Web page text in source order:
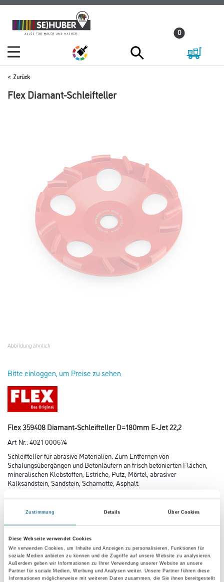
Zustimmung Details Über Cookies
Diese Webseite verwendet Cookies
Wir verwenden Cookies, um Inhalte und Anzeigen zu personalisieren, Funktionen für
soziale Medien anbieten zu können und die Zugriffe auf unsere Website zu analysieren.
Außerdem geben wir Informationen zu Ihrer Verwendung unserer Website an unsere
Partner für soziale Medien, Werbung und Analysen weiter. Unsere Partner führen diese
Informationen möglicherweise mit weiteren Daten zusammen, die Sie ihnen bereitgestellt
Zum
Inhalt
Zum
Navigationsmenü
0
Zurück
Flex Diamant-Schleifteller
Abbildung ähnlich
Bitte einloggen, um Preise zu sehen
Flex 359408 Diamant-Schleifteller D=180mm E-Jet 22,2
Art-Nr.:4021-000674
Schleifteller für abrasive Materialien. Zum Entfernen von
Schalungsübergängen und Betonläufern an frisch betonierten Flächen,
mineralischen Klebstoffen, Estriche, Putz, Mörtel, abrasiver
Kalksandstein, Sandstein, Schamotte, Asphalt.
Umrechnungsfaktoren